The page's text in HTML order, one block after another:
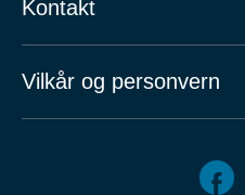
Kontakt
Vilkår og personvern